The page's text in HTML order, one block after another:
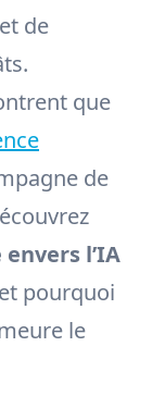
de
que
de
l’IA
pourquoi
le